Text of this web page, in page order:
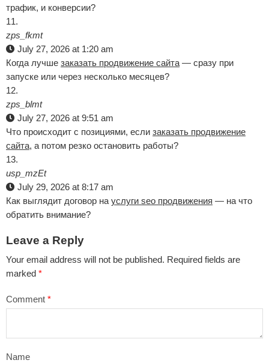
трафик, и конверсии?
zps_fkmt
July 27, 2026 at 1:20 am
Когда лучше заказать продвижение сайта— сразу при
запуске или через несколько месяцев?
zps_blmt
July 27, 2026 at 9:51 am
Что происходит с позициями, если заказать продвижение
сайта, а потом резко остановить работы?
usp_mzEt
July 29, 2026 at 8:17 am
Как выглядит договор науслуги seo продвижения — на что
обратить внимание?
Leave a Reply
Your email address will not be published. Required fields are
marked *
Comment *
Name